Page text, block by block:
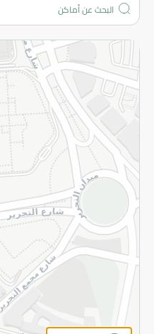
المزيد
الاسترجاع
سياسة الخصوصية
قم بالتسجيل للنشرة
©2026 - Spinneys | جميع الحقوق محفوظة